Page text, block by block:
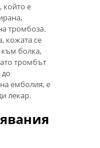
който е
тромбоза.
кожата се
към болка,
тромбът
емболия, е
лекар.